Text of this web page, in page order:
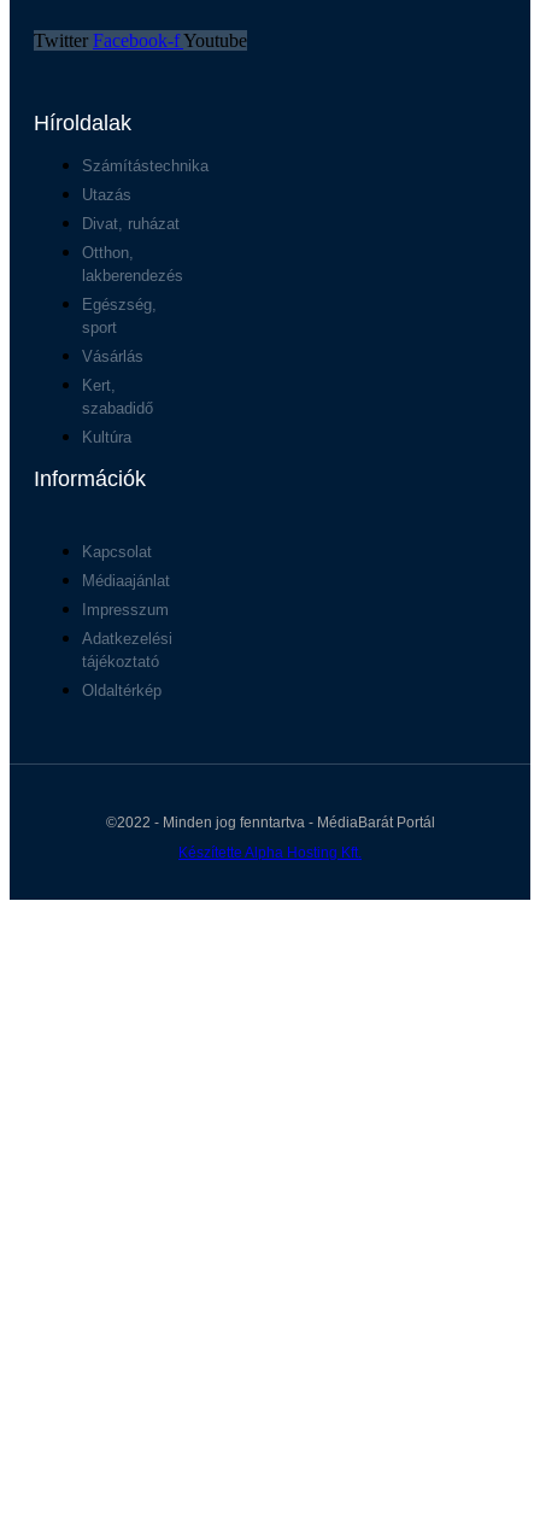
Twitter Facebook-fYoutube
Híroldalak
Számítástechnika
Utazás
Divat, ruházat
Otthon,
lakberendezés
Egészség,
sport
Vásárlás
Kert,
szabadidő
Kultúra
Információk
Kapcsolat
Médiaajánlat
Impresszum
Adatkezelési
tájékoztató
Oldaltérkép
©2022 - Minden jog fenntartva - MédiaBarát Portál
Készítette Alpha Hosting Kft.